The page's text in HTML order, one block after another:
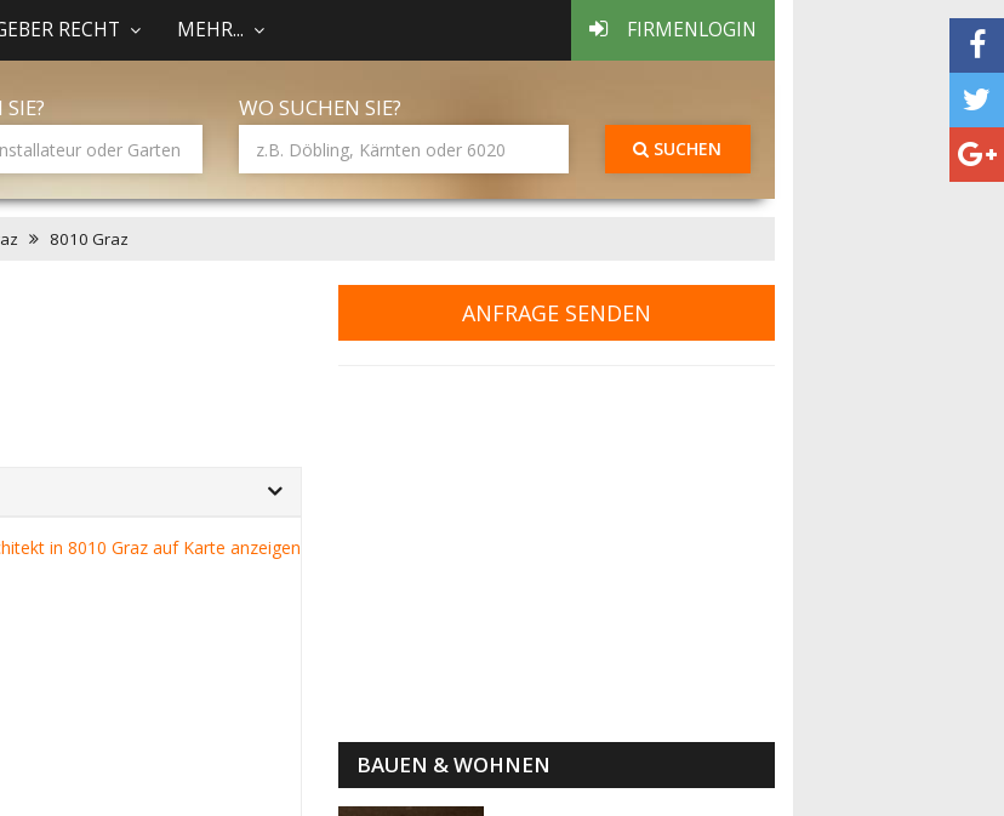
RECHT MEHR... FIRMENLOGIN
WO SUCHEN SIE?
SUCHEN
8010 Graz
in 8010 Graz auf Karte anzeigen
ANFRAGE SENDEN
BAUEN & WOHNEN